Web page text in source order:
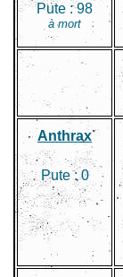
Pute :98
à mort
Anthrax
Pute :0